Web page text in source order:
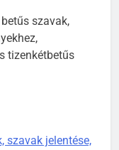
szavak,
tizenkétbetűs
szavak jelentése,